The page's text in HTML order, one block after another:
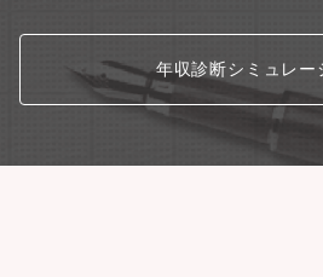
年収診断シミュレー